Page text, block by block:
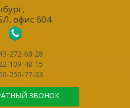
,
офис 604
272-68-28
109-48-15
250-77-33
ЗВОНОК